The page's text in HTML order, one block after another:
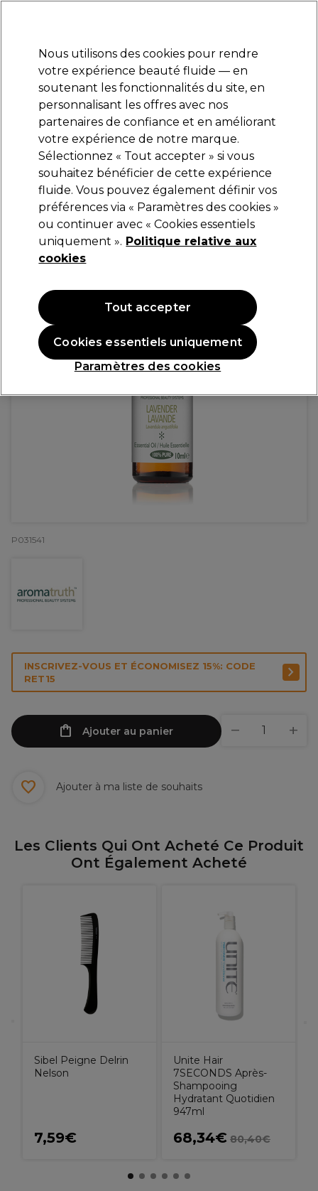
Se connecter
Marques Bons plans Coiffure Electro et Matériel
Livraison et délais
lire la suite
Aromatruth
Aromatruth Huile Essentielle Lavande 10ml
)
8,29 €
P031541
INSCRIVEZ-VOUS ET ÉCONOMISEZ 15%: CODE
RET15
Ajouter au panier
Ajouter à ma liste de souhaits
Les Clients Qui Ont Acheté Ce Produit
Ont Également Acheté
Sibel Peigne Delrin
Nelson
7,59€
Unite Hair
7SECONDS Après-
Shampooing
Hydratant Quotidien
947ml
68,34€ 80,40€
Nous utilisons des cookies pour rendre
votre expérience beauté fluide — en
soutenant les fonctionnalités du site, en
personnalisant les offres avec nos
partenaires de confiance et en améliorant
votre expérience de notre marque.
Sélectionnez « Tout accepter » si vous
souhaitez bénéficier de cette expérience
fluide. Vous pouvez également définir vos
préférences via « Paramètres des cookies »
ou continuer avec « Cookies essentiels
uniquement ». Politique relative aux
cookies
Paramètres des cookies
Cookies essentiels uniquement
Tout accepter